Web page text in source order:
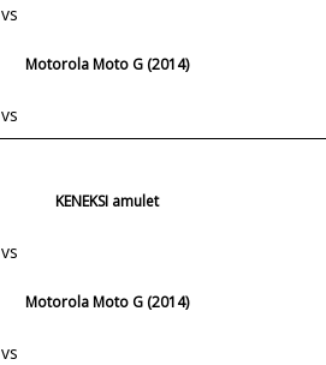
vs
vs
Motorola Moto G (2014)
vs
KENEKSI amulet
vs
Motorola Moto G (2014)